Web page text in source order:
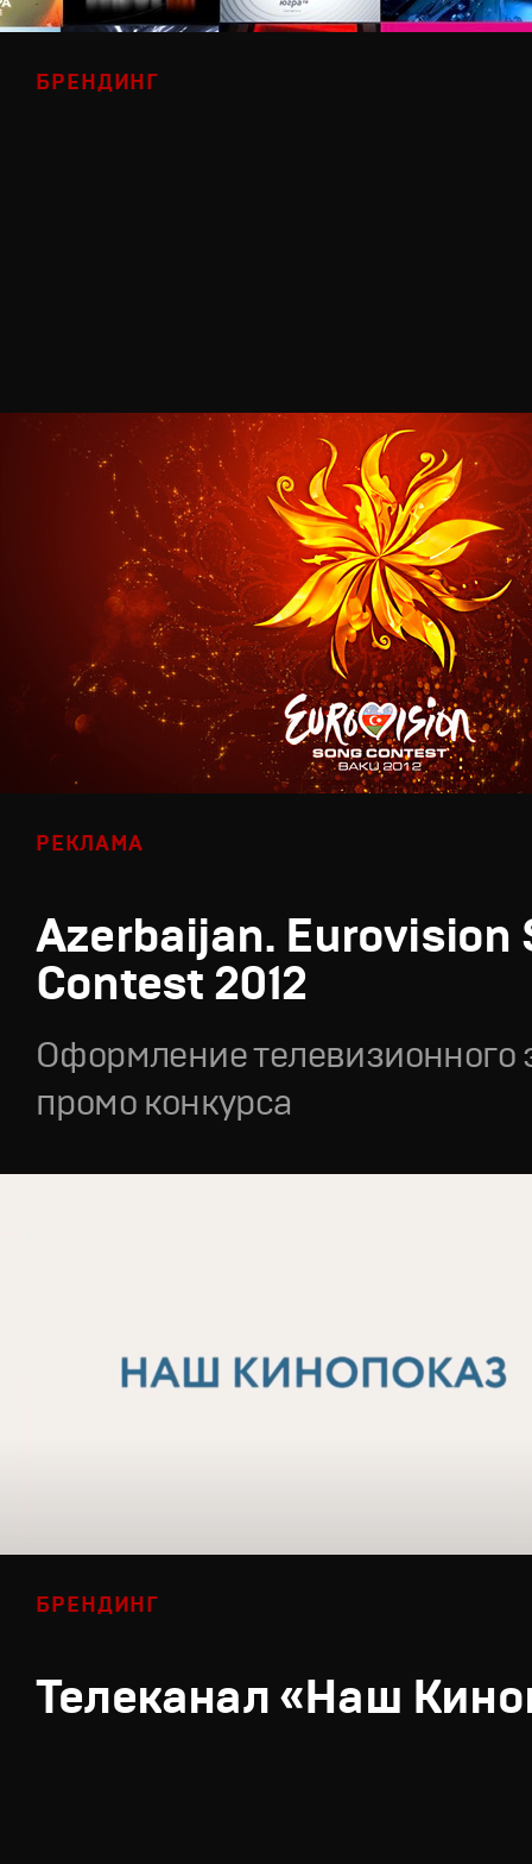
БРЕНДИНГ
РЕКЛАМА
Azerbaijan. Eurovision
Contest 2012
Оформление телевизионного
промо конкурса
БРЕНДИНГ
Телеканал «Наш